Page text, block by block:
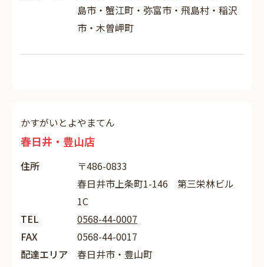
島市・蟹江町・弥富市・飛島村・稲沢
市・木曽岬町
かすがいとよやまてん
春日井・豊山店
住所
〒486-0833
春日井市上条町1-146 第三栄林ビル
1C
TEL
0568-44-0007
FAX
0568-44-0017
配達エリア
春日井市・豊山町